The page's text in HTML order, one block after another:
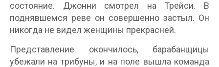
состояние. Джонни смотрел на Трейси. В
поднявшемся реве он совершенно застыл. Он
никогда не видел женщины прекрасней.
Представление окончилось, барабанщицы
убежали на трибуны, и на поле вышла команда